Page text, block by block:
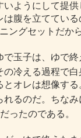
ようにして提
腹を立ててい
ングセットだ
玉子は、ゆで
の冷える過程で
オレは想像す
るのだ。ちな
だったのである。